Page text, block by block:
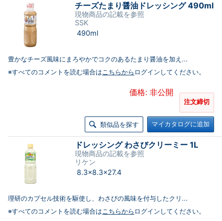
チーズたまり醤油ドレッシング 490ml
現物商品の記載を参照
SSK
490ml
豊かなチーズ風味にまろやかでコクのあるたまり醤油を加え...
※すべてのコメントを読む場合はこちらから ログインしてください。
価格: 非公開
注文締切
類似品を探す マイカタログに追加
ドレッシング わさびクリーミー 1L
現物商品の記載を参照
リケン
8.3×8.3×27.4
理研のカプセル技術を駆使し、わさびの風味を付与したクリ...
※すべてのコメントを読む場合はこちらから ログインしてください。